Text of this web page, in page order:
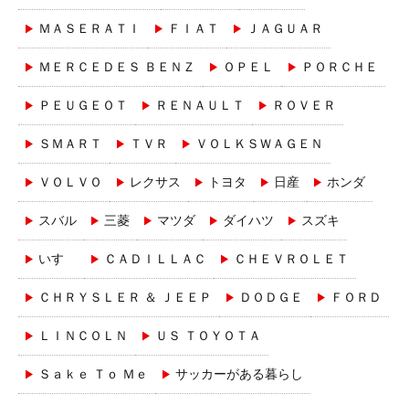
ＭＡＳＥＲＡＴＩ ＦＩＡＴ ＪＡＧＵＡＲ
ＭＥＲＣＥＤＥＳ ＢＥＮＺ ＯＰＥＬ ＰＯＲＣＨＥ
ＰＥＵＧＥＯＴ ＲＥＮＡＵＬＴ ＲＯＶＥＲ
ＳＭＡＲＴ ＴＶＲ ＶＯＬＫＳＷＡＧＥＮ
ＶＯＬＶＯ レクサス トヨタ 日産 ホンダ
スバル 三菱 マツダ ダイハツ スズキ
いすゞ ＣＡＤＩＬＬＡＣ ＣＨＥＶＲＯＬＥＴ
ＣＨＲＹＳＬＥＲ ＆ ＪＥＥＰ ＤＯＤＧＥ ＦＯＲＤ
ＬＩＮＣＯＬＮ ＵＳ ＴＯＹＯＴＡ
Ｓａｋｅ Ｔｏ Ｍｅ サッカーがある暮らし